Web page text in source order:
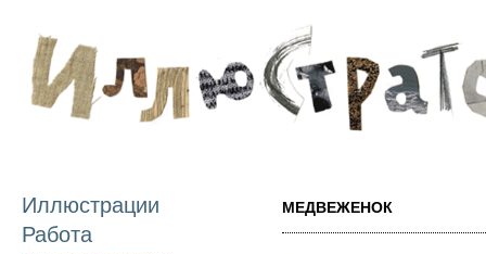
Иллюстрации
Работа
МЕДВЕЖЕНОК